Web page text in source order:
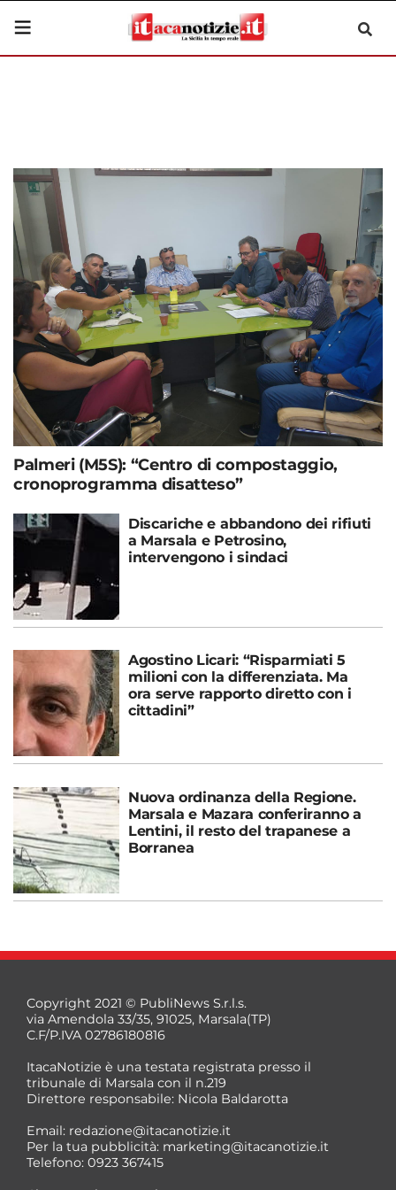
Palmeri (M5S): “Centro di compostaggio,
cronoprogramma disatteso”
Discariche e abbandono dei rifiuti
a Marsala e Petrosino,
intervengono i sindaci
Agostino Licari: “Risparmiati 5
milioni con la differenziata. Ma
ora serve rapporto diretto con i
cittadini”
Nuova ordinanza della Regione.
Marsala e Mazara conferiranno a
Lentini, il resto del trapanese a
Borranea
Copyright 2021 © PubliNews S.r.l.s.
via Amendola 33/35, 91025, Marsala(TP)
C.F/P.IVA 02786180816
ItacaNotizie è una testata registrata presso il
tribunale di Marsala con il n.219
Direttore responsabile: Nicola Baldarotta
Email: redazione@itacanotizie.it
Per la tua pubblicità: marketing@itacanotizie.it
Telefono: 0923 367415